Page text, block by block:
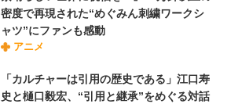
密度で再現された“めぐみん刺繍ワークシ
ャツ”にファンも感動
アニメ
「カルチャーは引用の歴史である」江口寿
史と樋口毅宏、“引用と継承”をめぐる対話